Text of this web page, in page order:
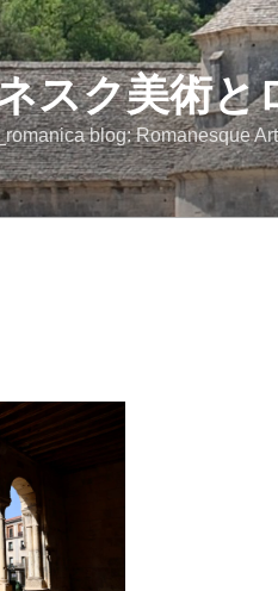
スク美術と
blog: Romanesque